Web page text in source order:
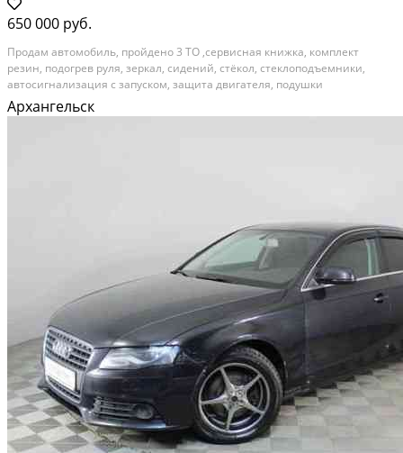
650 000 руб.
Продам автомобиль, пройдено 3 ТО ,сервисная книжка, комплект
резин, подогрев руля, зеркал, сидений, стёкол, стеклоподъемники,
автосигнализация с запуском, защита двигателя, подушки
безопасности, управление аудиосистемой на руле, датчики парковки
Категория: автомобили. Поколение: iii рестайлинг...
Архангельск